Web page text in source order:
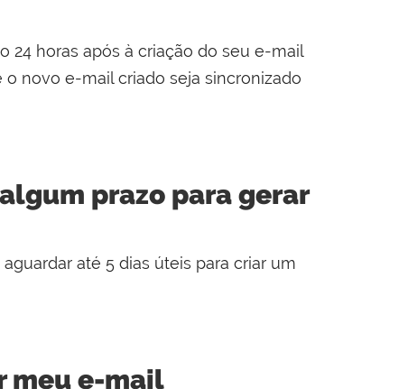
horas após à criação do seu e-mail
novo e-mail criado seja sincronizado
prazo para gerar
até 5 dias úteis para criar um
meu e-mail